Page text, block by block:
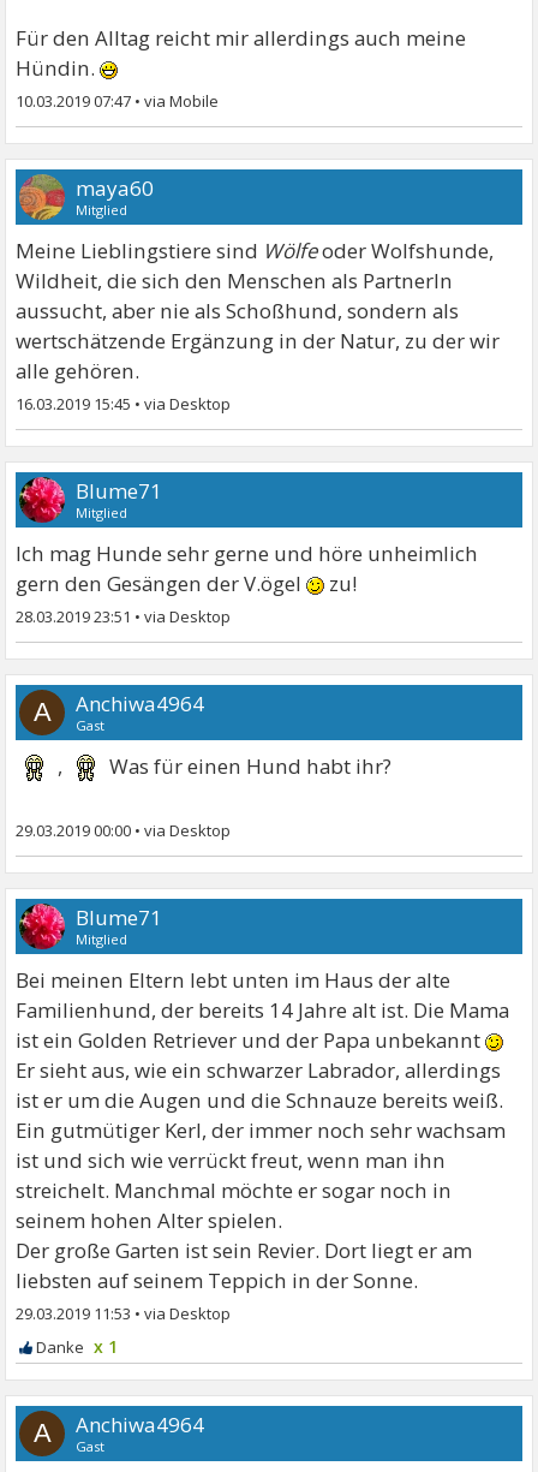
Für den Alltag reicht mir allerdings auch meine
Hündin.
10.03.2019 07:47 •
maya60
Mitglied
Meine Lieblingstiere sind Wölfeoder Wolfshunde,
Wildheit, die sich den Menschen als PartnerIn
aussucht, aber nie als Schoßhund, sondern als
wertschätzende Ergänzung in der Natur, zu der wir
alle gehören.
16.03.2019 15:45 •
Blume71
Mitglied
Ich mag Hunde sehr gerne und höre unheimlich
gern den Gesängen der V.ögel
zu!
28.03.2019 23:51 •
A Anchiwa4964
Gast
, Was für einen Hund habt ihr?
29.03.2019 00:00 •
Blume71
Mitglied
Bei meinen Eltern lebt unten im Haus der alte
Familienhund, der bereits 14 Jahre alt ist. Die Mama
ist ein Golden Retriever und der Papa unbekannt
Er sieht aus, wie ein schwarzer Labrador, allerdings
ist er um die Augen und die Schnauze bereits weiß.
Ein gutmütiger Kerl, der immer noch sehr wachsam
ist und sich wie verrückt freut, wenn man ihn
streichelt. Manchmal möchte er sogar noch in
seinem hohen Alter spielen.
Der große Garten ist sein Revier. Dort liegt er am
liebsten auf seinem Teppich in der Sonne.
29.03.2019 11:53 •
x 1
A Anchiwa4964
Gast